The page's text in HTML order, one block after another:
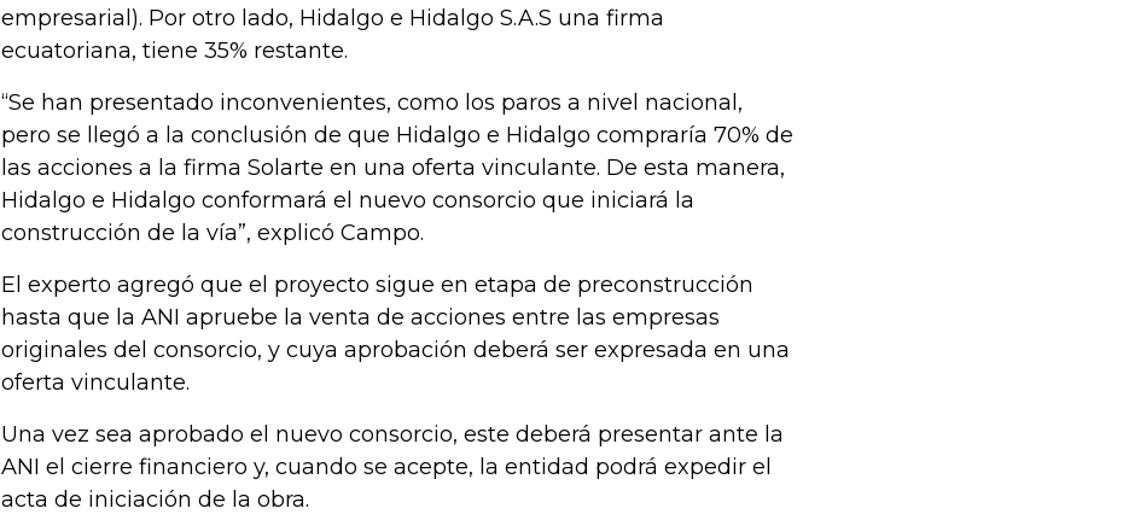
empresarial). Por otro lado, Hidalgo e Hidalgo S.A.S una firma
ecuatoriana, tiene 35% restante.
“Se han presentado inconvenientes, como los paros a nivel nacional,
pero se llegó a la conclusión de que Hidalgo e Hidalgo compraría 70% de
las acciones a la firma Solarte en una oferta vinculante. De esta manera,
Hidalgo e Hidalgo conformará el nuevo consorcio que iniciará la
construcción de la vía”, explicó Campo.
El experto agregó que el proyecto sigue en etapa de preconstrucción
hasta que la ANI apruebe la venta de acciones entre las empresas
originales del consorcio, y cuya aprobación deberá ser expresada en una
oferta vinculante.
Una vez sea aprobado el nuevo consorcio, este deberá presentar ante la
ANI el cierre financiero y, cuando se acepte, la entidad podrá expedir el
acta de iniciación de la obra.